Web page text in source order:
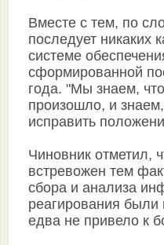
Вместе с тем, по
последует никаких
системе
сформированной
года. "Мы знаем,
произошло, и
исправить
Чиновник отметил,
встревожен тем
сбора и анализа
реагирования были
едва не привело к